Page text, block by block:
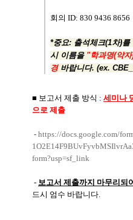
회의 ID: 830 9436 8656
*중요: 출석체크(1차)
시 이름을 "학과명(약
경바랍니다. (ex.
■ 보고서 제출 방식 : 세미나
으로 제출
- https://docs.google.com/
form?usp=sf_link
- 보고서 제출까지 마무리되
드시 엄수 바랍니다.